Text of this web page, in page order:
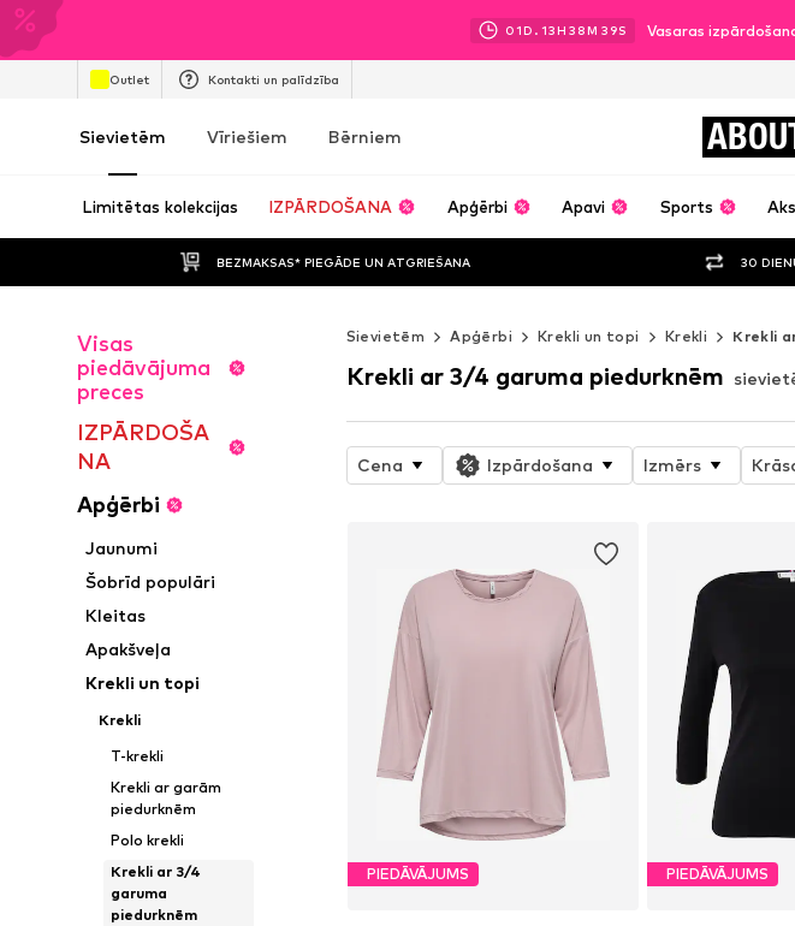
01D. 13H 38M 37S Vasaras
Outlet Kontakti un palīdzība
Sievietēm Vīriešiem Bērniem
Limitētas kolekcijas IZPĀRDOŠANA Apģērbi Apavi Sports
BEZMAKSAS* PIEGĀDE UN ATGRIEŠANA 30
Visas
piedāvājuma
preces
IZPĀRDOŠA
NA
Apģērbi
Jaunumi
Šobrīd populāri
Kleitas
Apakšveļa
Krekli un topi
Krekli
T-krekli
Krekli ar garām
piedurknēm
Polo krekli
Krekli ar 3/4
garuma
piedurknēm
Sievietēm Apģērbi Krekli un topi Krekli Krekli
Krekli ar 3/4 garuma piedurknēm
Cena Izpārdošana Izmērs
PIEDĀVĀJUMS PIEDĀVĀJUMS